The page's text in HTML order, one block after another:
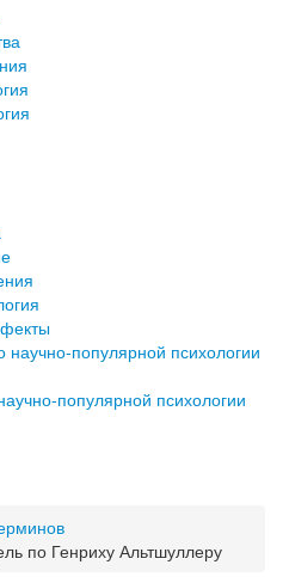
популярной психологии
популярной психологии
по Генриху Альтшуллеру